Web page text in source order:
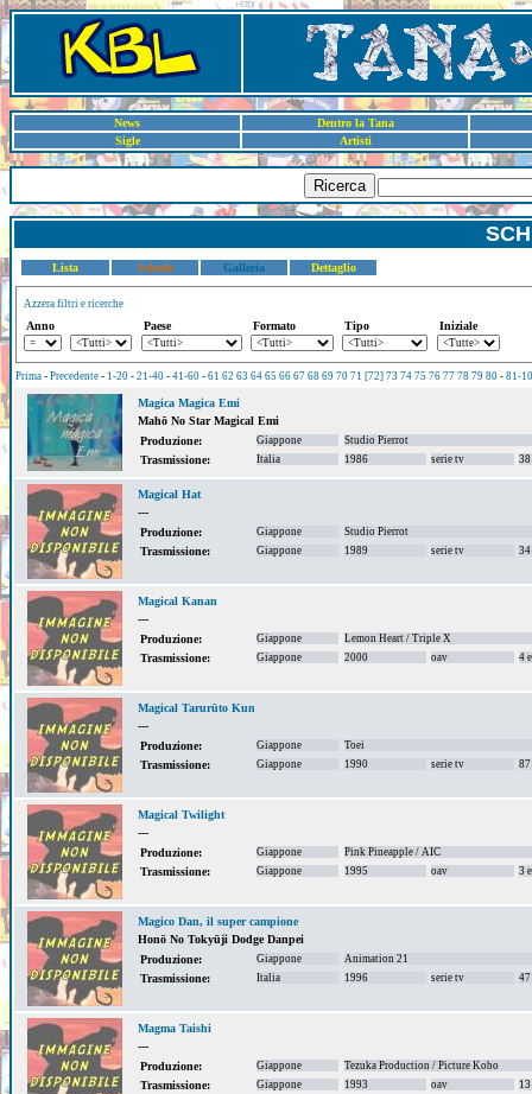
News
Dentro la Tana
Sigle
Artisti
Ricerca
Lista Schede Galleria Dettaglio
Azzera filtri e ricerche
Anno Paese Formato Tipo Iniziale
Prima - Precedente - 1-20 - 21-40 - 41-60 - 61 62 63 64 65 66 67 68 69 70 71 [72] 73 74 75 76 77 78 79 80 - 81-
Magica Magica Emi
Mahō No Star Magical Emi
Produzione:
Giappone Studio Pierrot
Trasmissione: Italia 1986 serie tv 38
Magical Hat
---
Produzione:
Giappone Studio Pierrot
Trasmissione: Giappone 1989 serie tv 34
Magical Kanan
---
Produzione:
Giappone Lemon Heart / Triple X
Trasmissione: Giappone 2000 oav 4
Magical Tarurūto Kun
---
Produzione:
Giappone Toei
Trasmissione: Giappone 1990 serie tv 87
Magical Twilight
---
Produzione:
Giappone Pink Pineapple / AIC
Trasmissione: Giappone 1995 oav 3
Magico Dan, il super campione
Honō No Tokyūji Dodge Danpei
Produzione:
Giappone Animation 21
Trasmissione: Italia 1996 serie tv 47
Magma Taishi
---
Produzione:
Giappone Tezuka Production / Picture Kobo
Trasmissione: Giappone 1993 oav